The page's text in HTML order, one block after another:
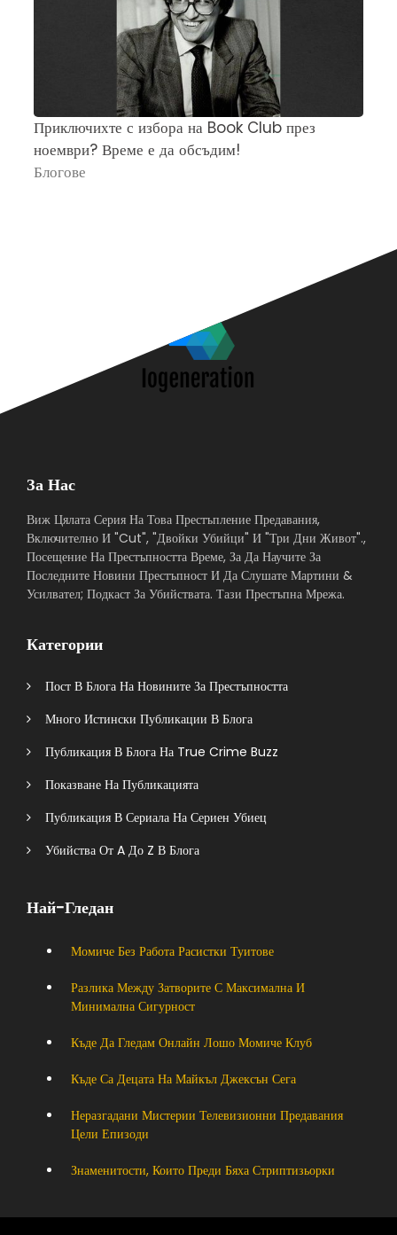
Приключихте с избора на Book Club през
ноември? Време е да обсъдим!
Блогове
За Нас
Виж Цялата Серия На Това Престъпление Предавания,
Включително И "Cut", "Двойки Убийци" И "Три Дни Живот".,
Посещение На Престъпността Време, За Да Научите За
Последните Новини Престъпност И Да Слушате Мартини &
Усилвател; Подкаст За Убийствата. Тази Престъпна Мрежа.
Категории
Пост В Блога На Новините За Престъпността
Много Истински Публикации В Блога
Публикация В Блога На True Crime Buzz
Показване На Публикацията
Публикация В Сериала На Сериен Убиец
Убийства От A До Z В Блога
Най-Гледан
Момиче Без Работа Расистки Туитове
Разлика Между Затворите С Максимална И
Минимална Сигурност
Къде Да Гледам Онлайн Лошо Момиче Клуб
Къде Са Децата На Майкъл Джексън Сега
Неразгадани Мистерии Телевизионни Предавания
Цели Епизоди
Знаменитости, Които Преди Бяха Стриптизьорки